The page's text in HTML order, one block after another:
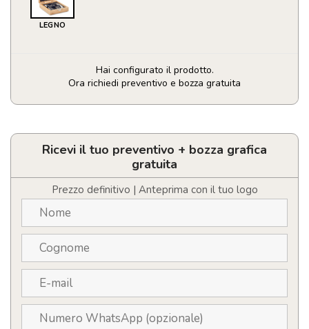
LEGNO
Hai configurato il prodotto.
Ora richiedi preventivo e bozza gratuita
Set
vino
Ricevi il tuo preventivo + bozza grafica
gratuita
Prezzo definitivo | Anteprima con il tuo logo